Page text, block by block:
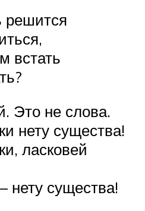
решится
встать
Это не слова.
нету существа!
ласковей
нету существа!